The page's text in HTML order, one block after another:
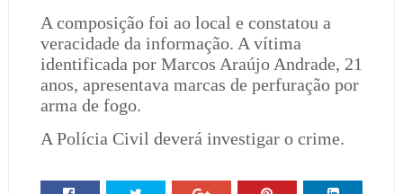
A composição foi ao local e constatou a
veracidade da informação. A vítima
identificada por Marcos Araújo Andrade, 21
anos, apresentava marcas de perfuração por
arma de fogo.
A Polícia Civil deverá investigar o crime.